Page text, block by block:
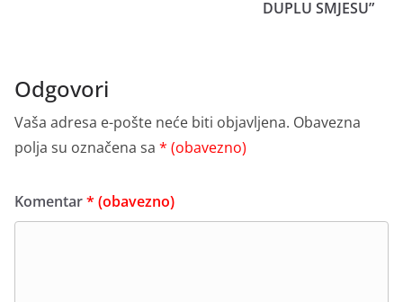
DUPLU SMJESU”
Odgovori
Vaša adresa e-pošte neće biti objavljena. Obavezna
polja su označena sa * (obavezno)
Komentar* (obavezno)